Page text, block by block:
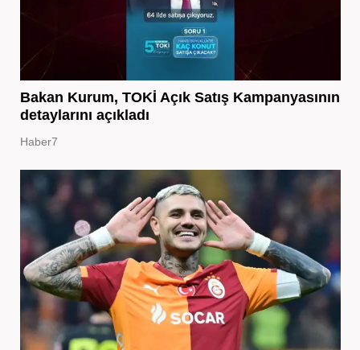
Bakan Kurum, TOKİ Açık Satış Kampanyasının
detaylarını açıkladı
Haber7